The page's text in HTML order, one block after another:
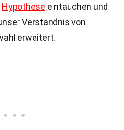
Hypothese eintauchen und
Verständnis von
erweitert.